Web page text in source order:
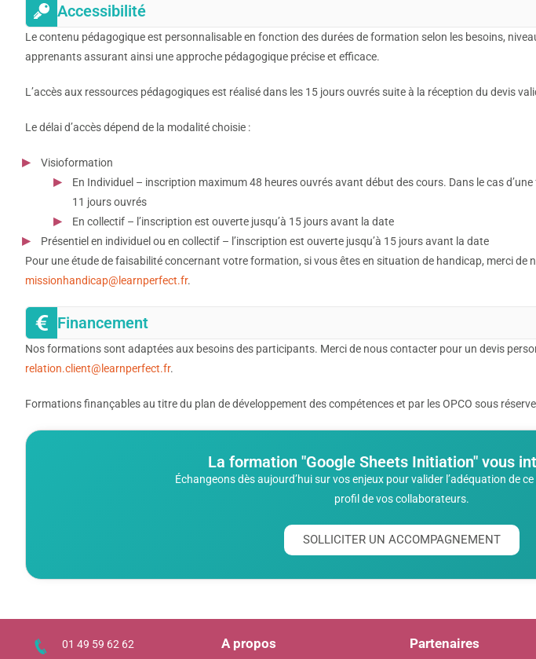
Accessibilité
Le contenu pédagogique est personnalisable en fonction des durées de formation selon les besoins,
apprenants assurant ainsi une approche pédagogique précise et efficace.
L’accès aux ressources pédagogiques est réalisé dans les 15 jours ouvrés suite à la réception du devis
Le délai d’accès dépend de la modalité choisie :
Visioformation
En Individuel – inscription maximum 48 heures ouvrés avant début des cours. Dans le cas
11 jours ouvrés
En collectif – l’inscription est ouverte jusqu’à 15 jours avant la date
Présentiel en individuel ou en collectif – l’inscription est ouverte jusqu’à 15 jours avant la date
Pour une étude de faisabilité concernant votre formation, si vous êtes en situation de handicap, merci de
missionhandicap@learnperfect.fr.
Financement
Nos formations sont adaptées aux besoins des participants. Merci de nous contacter pour un devis
relation.client@learnperfect.fr.
Formations finançables au titre du plan de développement des compétences et par les OPCO sous réserve
La formation "Google Sheets Initiation" vous
Échangeons dès aujourd’hui sur vos enjeux pour valider l’adéquation de
profil de vos collaborateurs.
SOLLICITER UN ACCOMPAGNEMENT
01 49 59 62 62 A propos Partenaires